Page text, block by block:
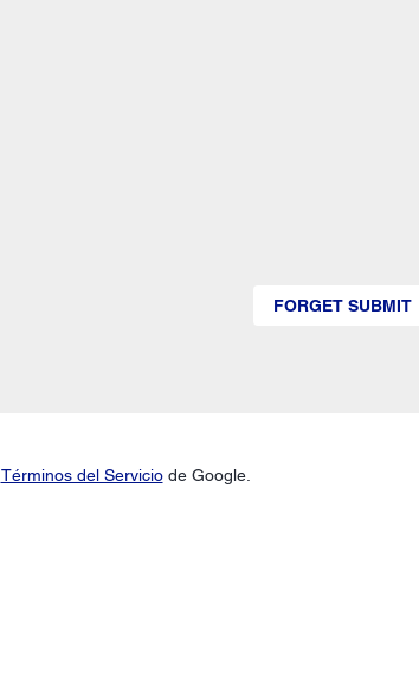
FORGET SUBMIT
Términos del Serviciode Google.